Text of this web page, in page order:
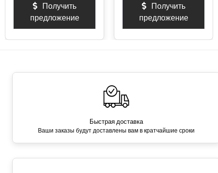
Получить
предложение
Получить
предложение
Быстрая доставка
Ваши заказы будут доставлены вам в кратчайшие сроки